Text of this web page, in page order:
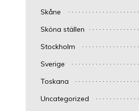
Skåne
Sköna ställen
Stockholm
Sverige
Toskana
Uncategorized